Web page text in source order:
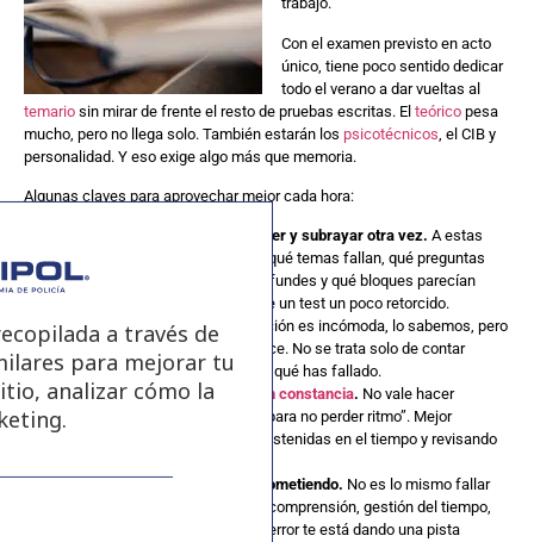
Con el examen previsto en acto
único, tiene poco sentido dedicar
todo el verano a dar vueltas al
temario sin mirar de frente el resto de pruebas escritas. El teórico pesa
mucho, pero no llega solo. También estarán los psicotécnicos , el CIB y
personalidad. Y eso exige algo más que memoria.
Algunas claves para aprovechar mejor cada hora:
En el teórico, no te limites a leer y subrayar otra vez. A estas
alturas necesitas comprobar qué temas fallan, qué preguntas
repites mal, qué artículos confundes y qué bloques parecían
dominados hasta que aparece un test un poco retorcido.
Corrige de verdad.La corrección es incómoda, lo sabemos, pero
ahí está buena parte del avance. No se trata solo de contar
aciertos, sino de entender por qué has fallado.
Entrena los psicotécnicos con constancia. No vale hacer
ejercicios de vez en cuando “para no perder ritmo”. Mejor
sesiones más breves, pero sostenidas en el tiempo y revisando
Mira qué tipo de fallo estás cometiendo. No es lo mismo fallar
por cálculo que por atención, comprensión, gestión del tiempo,
nervios o precipitación. Cada error te está dando una pista
a través de
para mejorar tu
analizar cómo la